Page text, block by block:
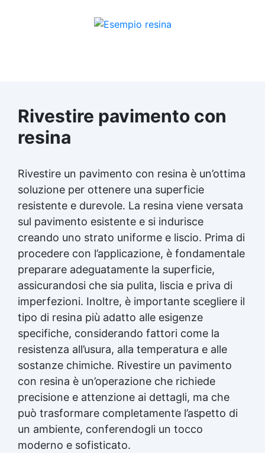
Rivestire pavimento con
resina
Rivestire un pavimento con resina è un’ottima
soluzione per ottenere una superficie
resistente e durevole. La resina viene versata
sul pavimento esistente e si indurisce
creando uno strato uniforme e liscio. Prima di
procedere con l’applicazione, è fondamentale
preparare adeguatamente la superficie,
assicurandosi che sia pulita, liscia e priva di
imperfezioni. Inoltre, è importante scegliere il
tipo di resina più adatto alle esigenze
specifiche, considerando fattori come la
resistenza all’usura, alla temperatura e alle
sostanze chimiche. Rivestire un pavimento
con resina è un’operazione che richiede
precisione e attenzione ai dettagli, ma che
può trasformare completamente l’aspetto di
un ambiente, conferendogli un tocco
moderno e sofisticato.